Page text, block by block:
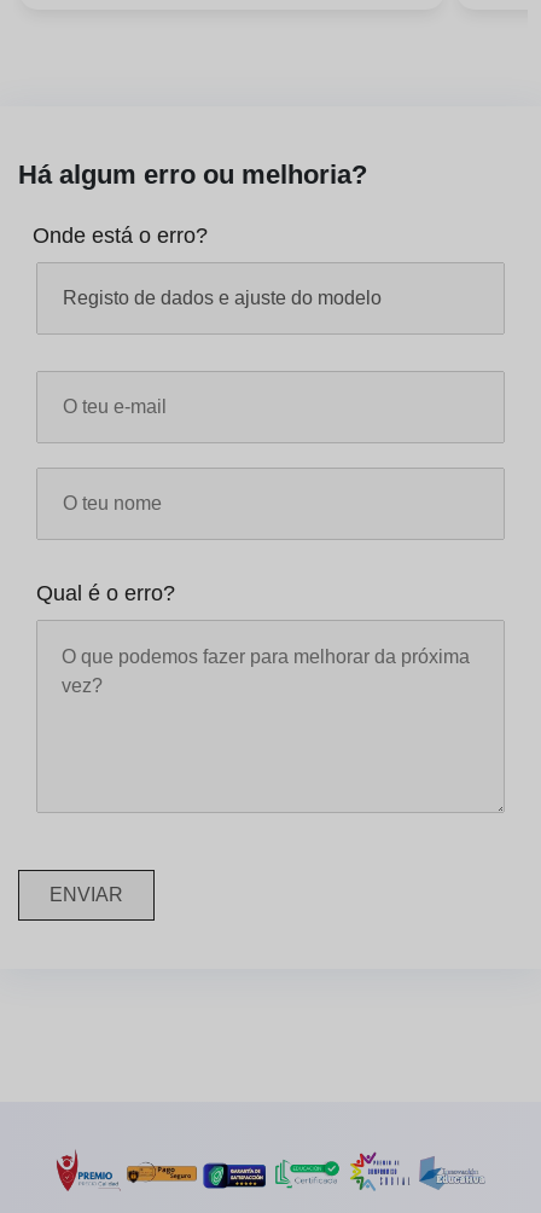
Há algum erro ou melhoria?
Onde está o erro?
Qual é o erro?
ENVIAR